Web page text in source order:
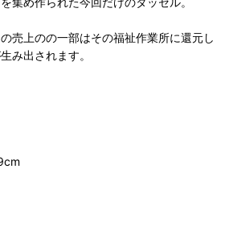
売上のの一部はその福祉作業所に還元し
み出されます。